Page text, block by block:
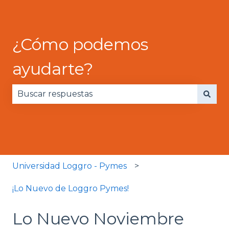
¿Cómo podemos
ayudarte?
Universidad Loggro - Pymes
¡Lo Nuevo de Loggro Pymes!
Lo Nuevo Noviembre